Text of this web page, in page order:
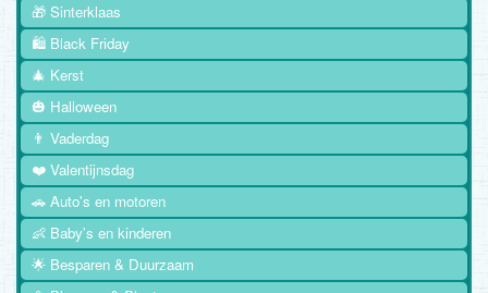
🎁 Sinterklaas
🛍️ Black Friday
🎄 Kerst
🎃 Halloween
👨 Vaderdag
❤️ Valentijnsdag
🚗 Auto's en motoren
👶 Baby's en kinderen
🌟 Besparen & Duurzaam